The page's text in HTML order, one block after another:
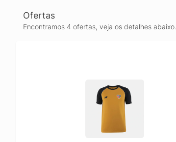
Ofertas
Encontramos 4 ofertas, veja os detalhes abaixo.